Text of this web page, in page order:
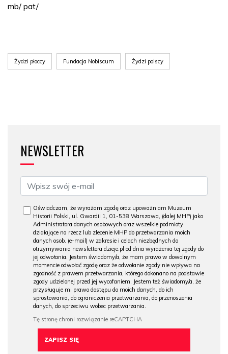
mb/ pat/
Żydzi płoccy Fundacja Nobiscum Żydzi polscy
NEWSLETTER
Oświadczam, że wyrażam zgodę oraz upoważniam Muzeum
Historii Polski, ul. Gwardii 1, 01-538 Warszawa, (dalej MHP) jako
Administratora danych osobowych oraz wszelkie podmioty
działające na rzecz lub zlecenie MHP do przetwarzania moich
danych osob. (e-mail) w zakresie i celach niezbędnych do
otrzymywania newslettera dzieje.pl od dnia wyrażenia tej zgody do
jej odwołania. Jestem świadomy/a, że mam prawo w dowolnym
momencie odwołać zgodę oraz że odwołanie zgody nie wpływa na
zgodność z prawem przetwarzania, którego dokonano na podstawie
zgody udzielonej przed jej wycofaniem. Jestem też świadomy/a, że
przysługuje mi prawo dostępu do moich danych, do ich
sprostowania, do ograniczenia przetwarzania, do przenoszenia
danych, do sprzeciwu wobec przetwarzania.